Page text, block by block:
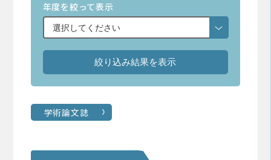
年度を絞って表示
学術論文誌